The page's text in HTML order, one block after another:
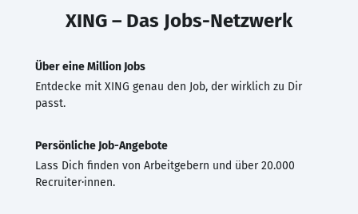
XING – Das Jobs-Netzwerk
Über eine Million Jobs
Entdecke mit XING genau den Job, der wirklich zu Dir
passt.
Persönliche Job-Angebote
Lass Dich finden von Arbeitgebern und über 20.000
Recruiter·innen.